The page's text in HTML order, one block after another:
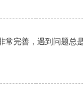
常完善，遇到问题总